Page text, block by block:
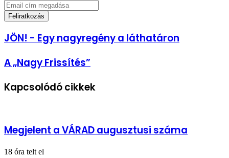
Email
cím
megadása
JÖN!
-
nagyregény
JÖN! - Egy nagyregény a láthatáron
A
„Nagy
A „Nagy Frissítés”
Kapcsolódó cikkek
Megjelent a VÁRAD augusztusi száma
18 óra telt el